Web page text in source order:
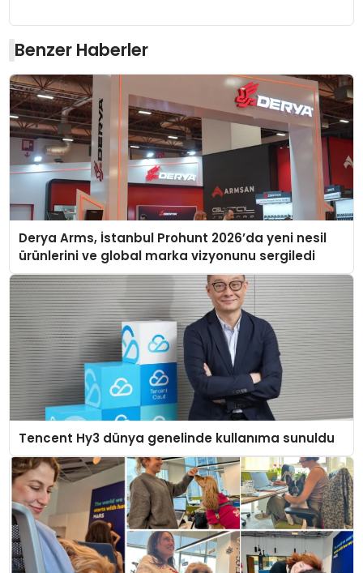
Benzer Haberler
Derya Arms, İstanbul Prohunt 2026’da yeni nesil
ürünlerini ve global marka vizyonunu sergiledi
Tencent Hy3 dünya genelinde kullanıma sunuldu